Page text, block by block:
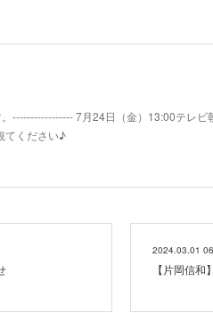
----------------- 7月24日（金）13:00テレ
てください♪
2024.03.01
【片岡信